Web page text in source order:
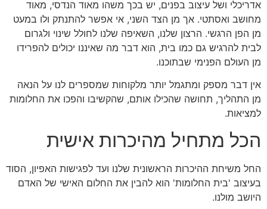
אדריכלי ושל עיצוב בפנים, יש בכך משהו מאוד הנדסי, מאוד
מחושב ואסתטי. אך מן הצד השני, אי אפשר להתנתק ולו במעט
מן הפן הרגשי. הרצון שלנו, השאיפה שלנו לחולל שינוי ולגרום
לבית להרגיש גם כמו בית, הוא דבר מה שאיננו יכולים להפרידו
מן העולם הפנימי שבתוכנו.
אין דבר מספק ומתגמל יותר מלקוחות שמספרים לנו על הנאה
מן התהליך, תחושה שהכילו אותם, שהקשיבו והפכו את החלומות
למציאות.
הכל מתחיל מהיכרות אישית
החל משיחת ההיכרות הראשונית שלנו ועד לפגישות האפיון, הסוד
בעיצוב 'בית החלומות' הוא להבין את החלום האישי של האדם
היושב מולנו.